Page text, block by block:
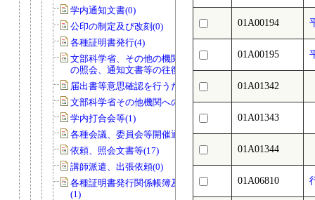
学内通知文書(0)
公印の制定及び改刻(0)
各種証明書発行(4)
文部科学省、その他の機関、個人から
の照会、通知文書等の往復文書(2)
届出書等意思確認を行うためのもの(0)
文部科学省その他機関への報告等(0)
学内打合会等(1)
各種会議、委員会等開催通知書(0)
依頼、照会文書等(17)
講師派遣、出張依頼(0)
各種証明書発行関係帳簿及び関係書類
(1)
01A00194
01A00195
01A01342
01A01343
01A01344
01A06810